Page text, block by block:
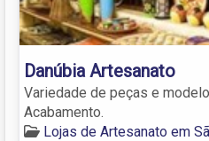
Danúbia Artesanato
Variedade de peças e
Acabamento.
Lojas de Artesanato em